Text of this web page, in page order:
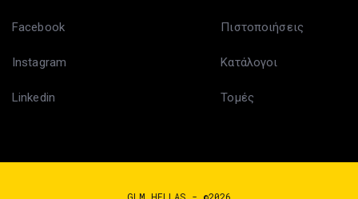
Facebook
Instagram
Linkedin
Πιστοποιήσεις
Κατάλογοι
Τομές